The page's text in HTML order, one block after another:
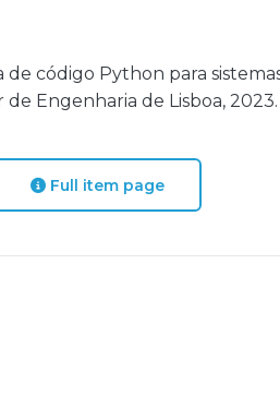
de código Python para
Engenharia de Lisboa, 2023.
Full item page